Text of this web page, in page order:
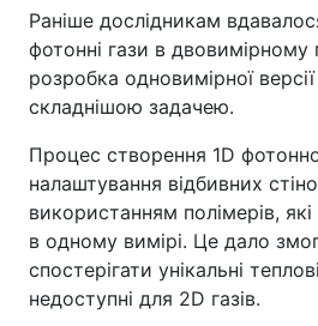
Раніше дослідникам
фотонні гази в двовимірному
розробка одновимірної
складнішою задачею.
Процес створення 1D
налаштування відбивних
використанням полімерів,
в одному вимірі. Це дало
спостерігати унікальні
недоступні для 2D газів.